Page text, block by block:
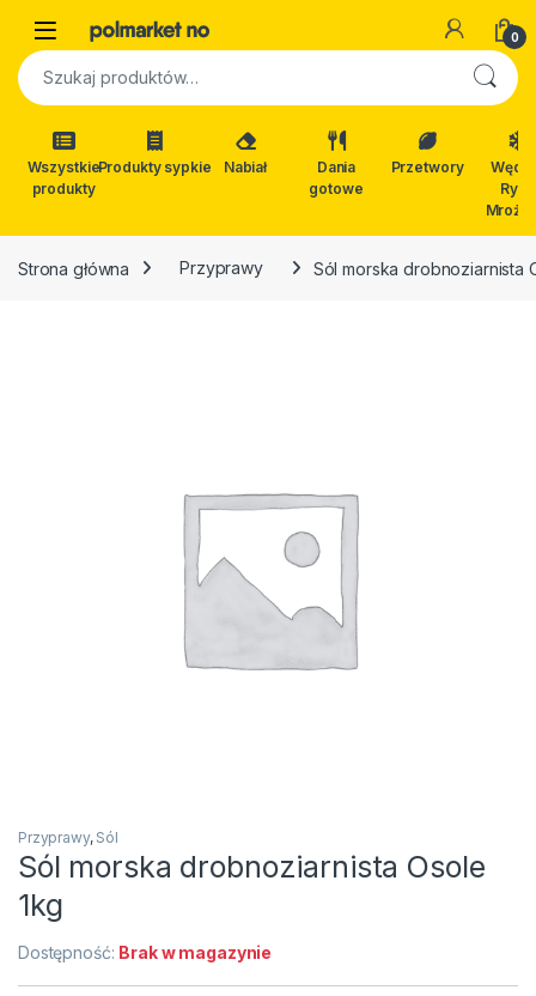
Open 0
Szukaj:
Wszystkie
produkty
Produkty sypkie Nabiał
Dania
gotowe
Przetwory
Ryby
Strona główna Przyprawy Sól morska drobnoziarnista
Przyprawy, Sól
Sól morska drobnoziarnista Osole
1kg
Dostępność: Brak w magazynie